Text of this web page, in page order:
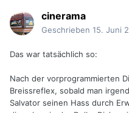
cinerama
Geschrieben 15. Juni
Das war tatsächlich so:
Nach der vorprogrammierten
Breissreflex, sobald man
Salvator seinen Hass durch